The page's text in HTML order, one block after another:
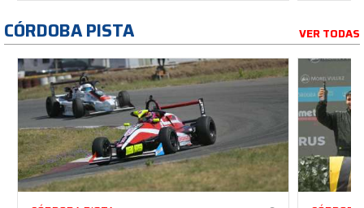
CÓRDOBA PISTA VER TODAS